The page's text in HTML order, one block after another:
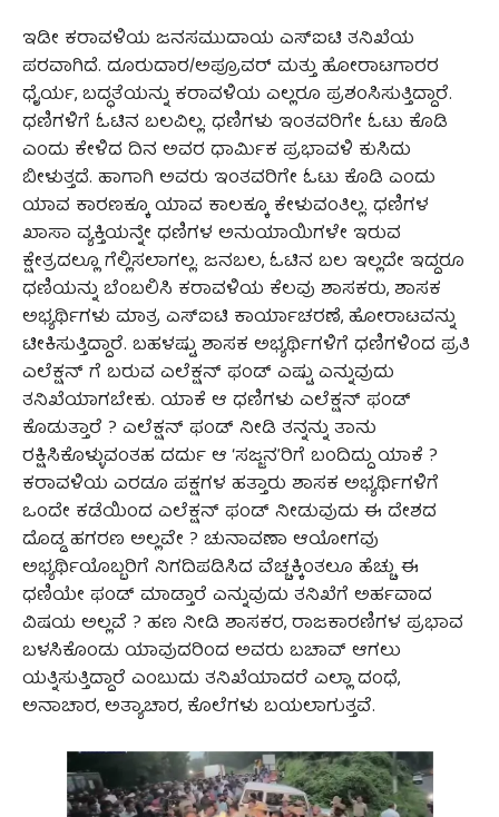
ಇಡೀ ಕರಾವಳಿಯ ಜನಸಮುದಾಯ ಎಸ್ಐಟಿ ತನಿಖೆಯ
ಪರವಾಗಿದೆ. ದೂರುದಾರ/ಅಪ್ರೂವರ್ ಮತ್ತು ಹೋರಾಟಗಾರರ
ಧೈರ್ಯ, ಬದ್ಧತೆಯನ್ನು ಕರಾವಳಿಯ ಎಲ್ಲರೂ ಪ್ರಶಂಸಿಸುತ್ತಿದ್ದಾರೆ.
ಧಣಿಗಳಿಗೆ ಓಟಿನ ಬಲವಿಲ್ಲ. ಧಣಿಗಳು ಇಂತವರಿಗೇ ಓಟು ಕೊಡಿ
ಎಂದು ಕೇಳಿದ ದಿನ ಅವರ ಧಾರ್ಮಿಕ ಪ್ರಭಾವಳಿ ಕುಸಿದು
ಬೀಳುತ್ತದೆ. ಹಾಗಾಗಿ ಅವರು ಇಂತವರಿಗೇ ಓಟು ಕೊಡಿ ಎಂದು
ಯಾವ ಕಾರಣಕ್ಕೂ ಯಾವ ಕಾಲಕ್ಕೂ ಕೇಳುವಂತಿಲ್ಲ. ಧಣಿಗಳ
ಖಾಸಾ ವ್ಯಕ್ತಿಯನ್ನೇ ಧಣಿಗಳ ಅನುಯಾಯಿಗಳೇ ಇರುವ
ಕ್ಷೇತ್ರದಲ್ಲೂ ಗೆಲ್ಲಿಸಲಾಗಲ್ಲ. ಜನಬಲ, ಓಟಿನ ಬಲ ಇಲ್ಲದೇ ಇದ್ದರೂ
ಧಣಿಯನ್ನು ಬೆಂಬಲಿಸಿ ಕರಾವಳಿಯ ಕೆಲವು ಶಾಸಕರು, ಶಾಸಕ
ಅಭ್ಯರ್ಥಿಗಳು ಮಾತ್ರ ಎಸ್ಐಟಿ ಕಾರ್ಯಾಚರಣೆ, ಹೋರಾಟವನ್ನು
ಟೀಕಿಸುತ್ತಿದ್ದಾರೆ. ಬಹಳಷ್ಟು ಶಾಸಕ ಅಭ್ಯರ್ಥಿಗಳಿಗೆ ಧಣಿಗಳಿಂದ ಪ್ರತಿ
ಎಲೆಕ್ಷನ್ ಗೆ ಬರುವ ಎಲೆಕ್ಷನ್ ಫಂಡ್ ಎಷ್ಟು ಎನ್ನುವುದು
ತನಿಖೆಯಾಗಬೇಕು. ಯಾಕೆ ಆ ಧಣಿಗಳು ಎಲೆಕ್ಷನ್ ಫಂಡ್
ಕೊಡುತ್ತಾರೆ ? ಎಲೆಕ್ಷನ್ ಫಂಡ್ ನೀಡಿ ತನ್ನನ್ನು ತಾನು
ರಕ್ಷಿಸಿಕೊಳ್ಳುವಂತಹ ದರ್ದು ಆ ‘ಸಜ್ಜನ’ರಿಗೆ ಬಂದಿದ್ದು ಯಾಕೆ ?
ಕರಾವಳಿಯ ಎರಡೂ ಪಕ್ಷಗಳ ಹತ್ತಾರು ಶಾಸಕ ಅಭ್ಯರ್ಥಿಗಳಿಗೆ
ಒಂದೇ ಕಡೆಯಿಂದ ಎಲೆಕ್ಷನ್ ಫಂಡ್ ನೀಡುವುದು ಈ ದೇಶದ
ದೊಡ್ಡ ಹಗರಣ ಅಲ್ಲವೇ ? ಚುನಾವಣಾ ಆಯೋಗವು
ಅಭ್ಯರ್ಥಿಯೊಬ್ಬರಿಗೆ ನಿಗದಿಪಡಿಸಿದ ವೆಚ್ಚಕ್ಕಿಂತಲೂ ಹೆಚ್ಚು ಈ
ಧಣಿಯೇ ಫಂಡ್ ಮಾಡ್ತಾರೆ ಎನ್ನುವುದು ತನಿಖೆಗೆ ಅರ್ಹವಾದ
ವಿಷಯ ಅಲ್ಲವೆ ? ಹಣ ನೀಡಿ ಶಾಸಕರ, ರಾಜಕಾರಣಿಗಳ ಪ್ರಭಾವ
ಬಳಸಿಕೊಂಡು ಯಾವುದರಿಂದ ಅವರು ಬಚಾವ್ ಆಗಲು
ಯತ್ನಿಸುತ್ತಿದ್ದಾರೆ ಎಂಬುದು ತನಿಖೆಯಾದರೆ ಎಲ್ಲಾ ದಂಧೆ,
ಅನಾಚಾರ, ಅತ್ಯಾಚಾರ, ಕೊಲೆಗಳು ಬಯಲಾಗುತ್ತವೆ.